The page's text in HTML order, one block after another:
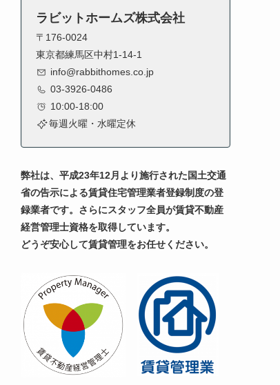
ラビットホームズ株式会社
〒176-0024
東京都練馬区中村1-14-1
info@rabbithomes.co.jp
03-3926-0486
10:00-18:00
毎週火曜・水曜定休
弊社は、平成23年12月より施行された国土交通
省の告示による賃貸住宅管理業者登録制度の登
録業者です。 さらにスタッフ全員が賃貸不動産
経営管理士資格を取得しています。
どうぞ安心して賃貸管理をお任せください。